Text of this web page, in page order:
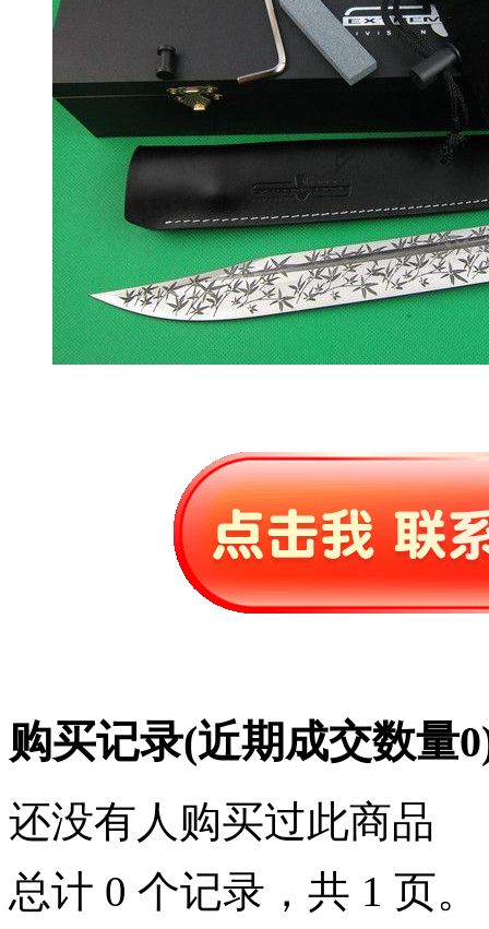
购买记录(近期成交数量0
还没有人购买过此商品
总计 0 个记录，共 1 页。